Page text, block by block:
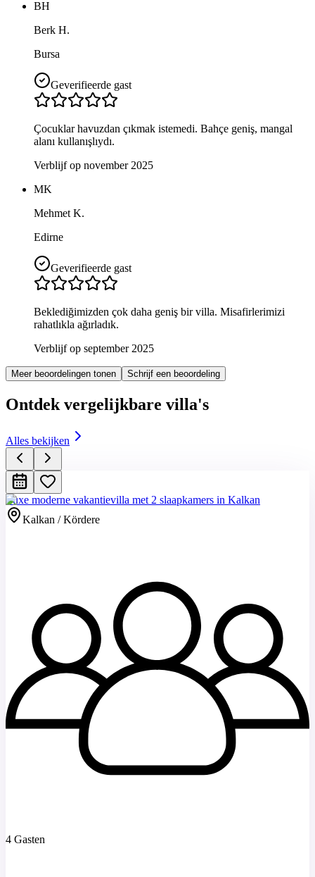
BH
Berk H.
Bursa
Geverifieerde gast
Çocuklar havuzdan çıkmak istemedi. Bahçe geniş, mangal
alanı kullanışlıydı.
Verblijf op november 2025
MK
Mehmet K.
Edirne
Geverifieerde gast
Beklediğimizden çok daha geniş bir villa. Misafirlerimizi
rahatlıkla ağırladık.
Verblijf op september 2025
Meer beoordelingen tonen Schrijf een beoordeling
Ontdek vergelijkbare villa's
Alles bekijken
Luxe moderne vakantievilla met 2 slaapkamers in Kalkan
Kalkan / Kördere
4 Gasten